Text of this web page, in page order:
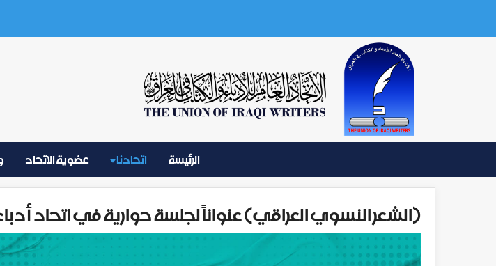
الرئيسة اتحادنا عضوية الاتحاد
(الشعر النسوي العراقي) عنواناً لجلسة حوارية في اتحاد